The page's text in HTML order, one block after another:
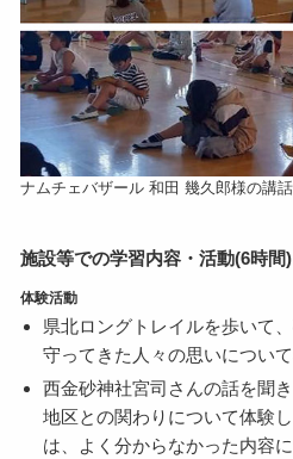
ナムチェバザール 和田 幾久郎様の講
施設等での学習内容・活動(6時間)
体験活動
県北ロングトレイルを歩いて
守ってきた人々の思いについて
西金砂神社宮司さんの話を聞
地区との関わりについて体験
は、よく分からなかった内容に